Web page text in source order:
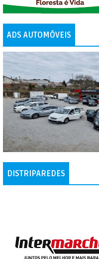
ADS AUTOMÓVEIS
DISTRIPAREDES